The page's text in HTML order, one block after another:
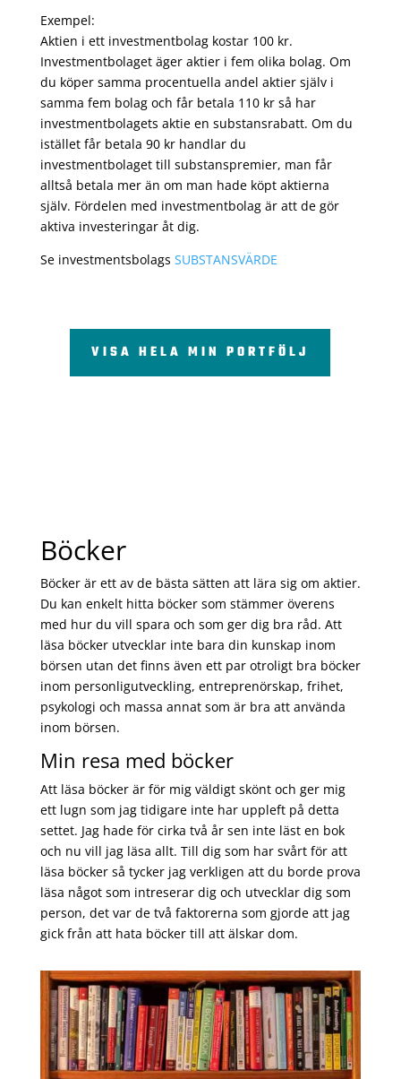
Exempel:
Aktien i ett investmentbolag kostar 100 kr.
Investmentbolaget äger aktier i fem olika bolag. Om
du köper samma procentuella andel aktier själv i
samma fem bolag och får betala 110 kr så har
investmentbolagets aktie en substansrabatt. Om du
istället får betala 90 kr handlar du
investmentbolaget till substanspremier, man får
alltså betala mer än om man hade köpt aktierna
själv. Fördelen med investmentbolag är att de gör
aktiva investeringar åt dig.
Se investmentsbolags SUBSTANSVÄRDE
VISA HELA MIN PORTFÖLJ
Böcker
Böcker är ett av de bästa sätten att lära sig om aktier.
Du kan enkelt hitta böcker som stämmer överens
med hur du vill spara och som ger dig bra råd. Att
läsa böcker utvecklar inte bara din kunskap inom
börsen utan det finns även ett par otroligt bra böcker
inom personligutveckling, entreprenörskap, frihet,
psykologi och massa annat som är bra att använda
inom börsen.
Min resa med böcker
Att läsa böcker är för mig väldigt skönt och ger mig
ett lugn som jag tidigare inte har uppleft på detta
settet. Jag hade för cirka två år sen inte läst en bok
och nu vill jag läsa allt. Till dig som har svårt för att
läsa böcker så tycker jag verkligen att du borde prova
läsa något som intreserar dig och utvecklar dig som
person, det var de två faktorerna som gjorde att jag
gick från att hata böcker till att älskar dom.